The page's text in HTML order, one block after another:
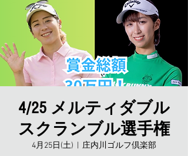
4/25 メルティダブル
スクランブル選手権
4月25日(土) 庄内川ゴルフ倶楽部